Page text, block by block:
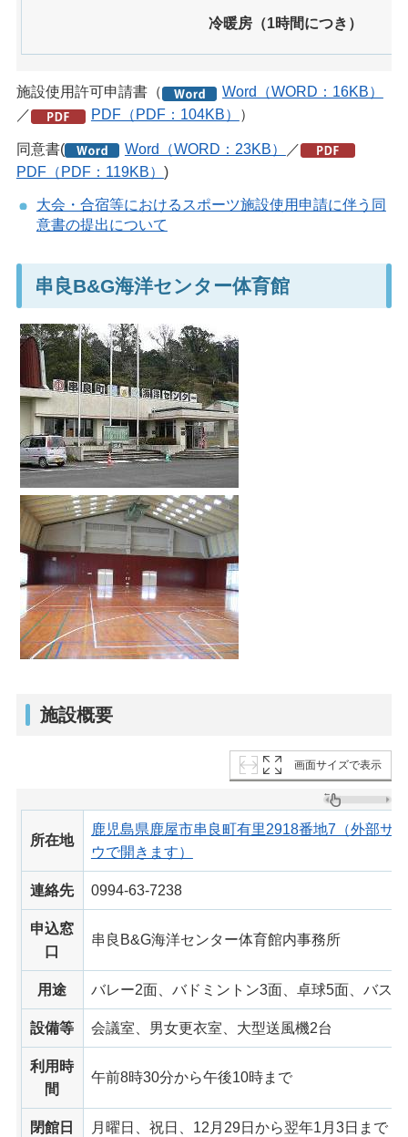
冷暖房（1時間につき）
施設使用許可申請書（
Word（WORD：16KB）
／
PDF（PDF：104KB） ）
同意書( Word（WORD：23KB）
／
PDF（PDF：119KB） )
大会・合宿等におけるスポーツ施設使用申請に伴う同
意書の提出について
串良B&G海洋センター体育館
施設概要
画面サイズで表示
所在地
鹿児島県鹿屋市串良町有里2918番地7（外部サ
ウで開きます）
連絡先 0994-63-7238
申込窓
口
串良B&G海洋センター体育館内事務所
用途 バレー2面、バドミントン3面、卓球5面、バス
設備等 会議室、男女更衣室、大型送風機2台
利用時
間
午前8時30分から午後10時まで
閉館日 月曜日、祝日、12月29日から翌年1月3日まで